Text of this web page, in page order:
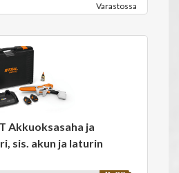
Varastossa
Akkuoksasaha ja
sis. akun ja laturin